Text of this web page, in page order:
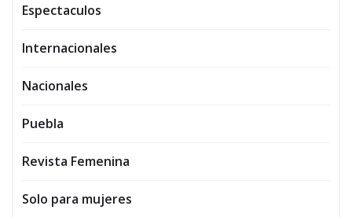
Espectaculos
Internacionales
Nacionales
Puebla
Revista Femenina
Solo para mujeres